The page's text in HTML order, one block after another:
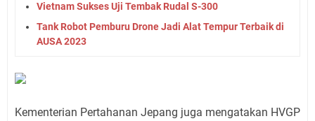
Vietnam Sukses Uji Tembak Rudal S-300
Tank Robot Pemburu Drone Jadi Alat Tempur Terbaik di
AUSA 2023
Kementerian Pertahanan Jepang juga mengatakan HVGP